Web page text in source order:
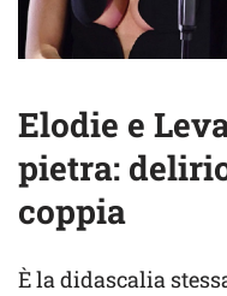
Elodie e
pietra:
coppia
È la didascalia